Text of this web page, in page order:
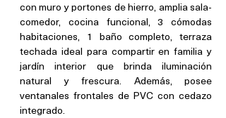
con muro y portones de hierro, amplia sala-
comedor, cocina funcional, 3 cómodas
habitaciones, 1 baño completo, terraza
techada ideal para compartir en familia y
jardín interior que brinda iluminación
natural y frescura. Además, posee
ventanales frontales de PVC con cedazo
integrado.